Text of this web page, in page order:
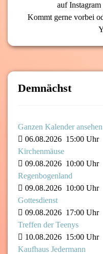
auf
Kommt gerne vorbei
Demnächst
Ganzen Kalender ansehen
06.08.2026 15:00 Uhr
Kirchenmäuse
09.08.2026 10:00 Uhr
Regenbogenland
09.08.2026 10:00 Uhr
Gottesdienst
09.08.2026 17:00 Uhr
Treffen der Teenys
10.08.2026 15:00 Uhr
Kaufhaus Jedermann